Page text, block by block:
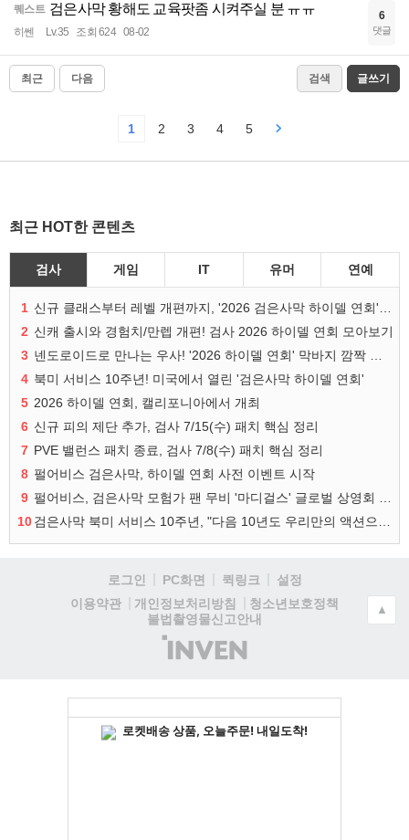
퀘스트 검은사막 황해도 교육팟좀 시켜주실 분 ㅠㅠ
히쎈 Lv.35 조회 624 08-02
6
댓글
최근 다음 검색 글쓰기
1 2 3 4 5
최근 HOT한 콘텐츠
검사 게임 IT 유머 연예
1
2 신캐 출시와 경험치/만렙 개편! 검사 2026 하이델 연회 모아보기
3
4 북미 서비스 10주년! 미국에서 열린 '검은사막 하이델 연회'
5 2026 하이델 연회, 캘리포니아에서 개최
6 신규 피의 제단 추가, 검사 7/15(수) 패치 핵심 정리
7 PVE 밸런스 패치 종료, 검사 7/8(수) 패치 핵심 정리
8 펄어비스 검은사막, 하이델 연회 사전 이벤트 시작
9
10
로그인 PC화면 퀵링크
설정
이용약관
개인정보처리방침
청소년보호정책
불법촬영물신고안내
(주)
인
▲